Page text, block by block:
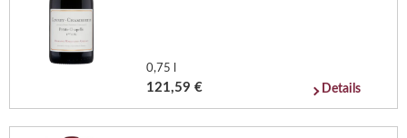
0,75 l
121,59 € Details